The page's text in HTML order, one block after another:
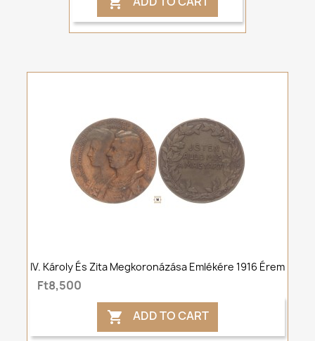
IV. Károly És Zita Megkoronázása Emlékére 1916 Érem
Ft8,500
 ADD TO CART